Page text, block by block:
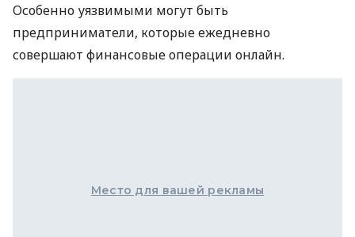
Особенно уязвимыми могут быть
предприниматели, которые ежедневно
совершают финансовые операции онлайн.
Место для вашей рекламы